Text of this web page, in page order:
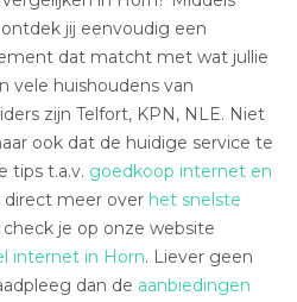
jij eenvoudig een
dat matcht met wat jullie
vele huishoudens van
zijn Telfort, KPN, NLE. Niet
ook dat de huidige service te
tips t.a.v. goedkoop internet en
direct meer over het snelste
je op onze website
internet in Horn. Liever geen
dan de aanbiedingen